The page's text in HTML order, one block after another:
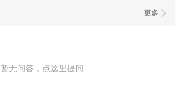
更多
暂无问答，点这里提问